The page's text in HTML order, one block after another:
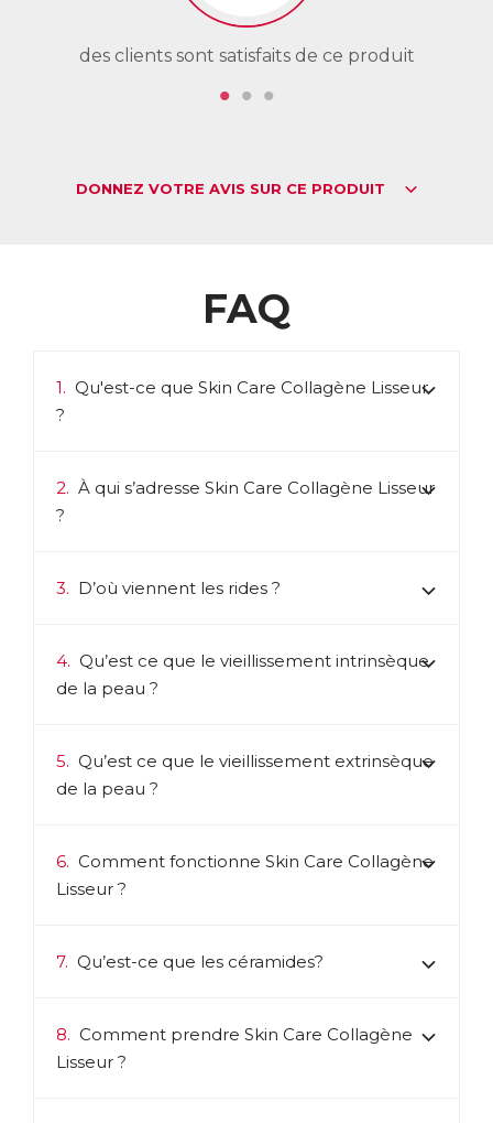
des clients sont satisfaits de ce produit
DONNEZ VOTRE AVIS SUR CE PRODUIT
FAQ
1. Qu'est-ce que Skin Care Collagène Lisseur
?
2. À qui s’adresse Skin Care Collagène Lisseur
?
3. D’où viennent les rides ?
4. Qu’est ce que le vieillissement intrinsèque
de la peau ?
5. Qu’est ce que le vieillissement extrinsèque
de la peau ?
6. Comment fonctionne Skin Care Collagène
Lisseur ?
7. Qu’est-ce que les céramides?
8. Comment prendre Skin Care Collagène
Lisseur ?